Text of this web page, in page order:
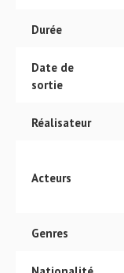
Durée
Date de
sortie
Réalisateur
Acteurs
Genres